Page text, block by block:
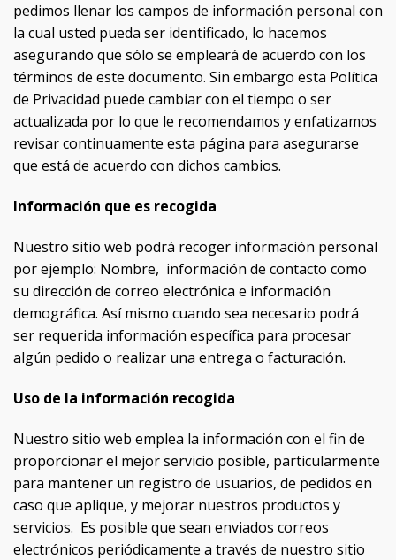
pedimos llenar los campos de información personal con
la cual usted pueda ser identificado, lo hacemos
asegurando que sólo se empleará de acuerdo con los
términos de este documento. Sin embargo esta Política
de Privacidad puede cambiar con el tiempo o ser
actualizada por lo que le recomendamos y enfatizamos
revisar continuamente esta página para asegurarse
que está de acuerdo con dichos cambios.
Información que es recogida
Nuestro sitio web podrá recoger información personal
por ejemplo: Nombre, información de contacto como
su dirección de correo electrónica e información
demográfica. Así mismo cuando sea necesario podrá
ser requerida información específica para procesar
algún pedido o realizar una entrega o facturación.
Uso de la información recogida
Nuestro sitio web emplea la información con el fin de
proporcionar el mejor servicio posible, particularmente
para mantener un registro de usuarios, de pedidos en
caso que aplique, y mejorar nuestros productos y
servicios. Es posible que sean enviados correos
electrónicos periódicamente a través de nuestro sitio